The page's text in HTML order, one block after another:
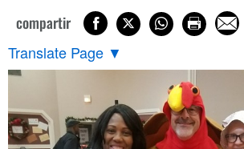
compartir
Translate Page ▼